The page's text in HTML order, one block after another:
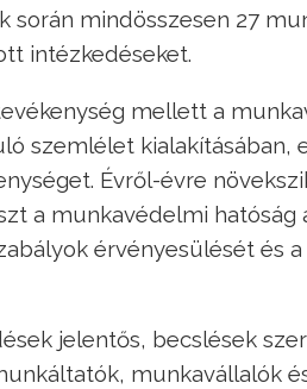
mindösszesen 27
intézkedéseket.
mellett a
szemlélet kialakításában,
Évről-évre
a munkavédelmi hatóság
érvényesülését és
jelentős, becslések
munkavállalók